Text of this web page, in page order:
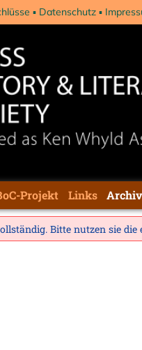
Datenschutz
Projekt Links Archiv
Bitte nutzen sie die